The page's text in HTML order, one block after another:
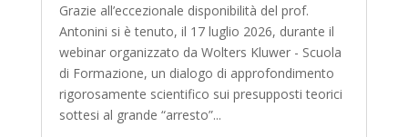
Grazie all’eccezionale disponibilità del prof.
Antonini si è tenuto, il 17 luglio 2026, durante il
webinar organizzato da Wolters Kluwer - Scuola
di Formazione, un dialogo di approfondimento
rigorosamente scientifico sui presupposti teorici
sottesi al grande “arresto”...